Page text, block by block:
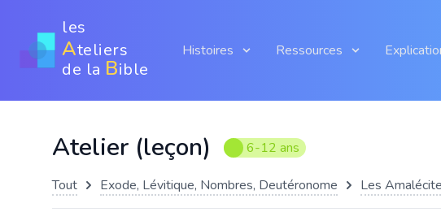
les
Ateliers
de la Bible
Histoires Ressources
Atelier (leçon) 6-12 ans
Tout Exode, Lévitique, Nombres, Deutéronome Les